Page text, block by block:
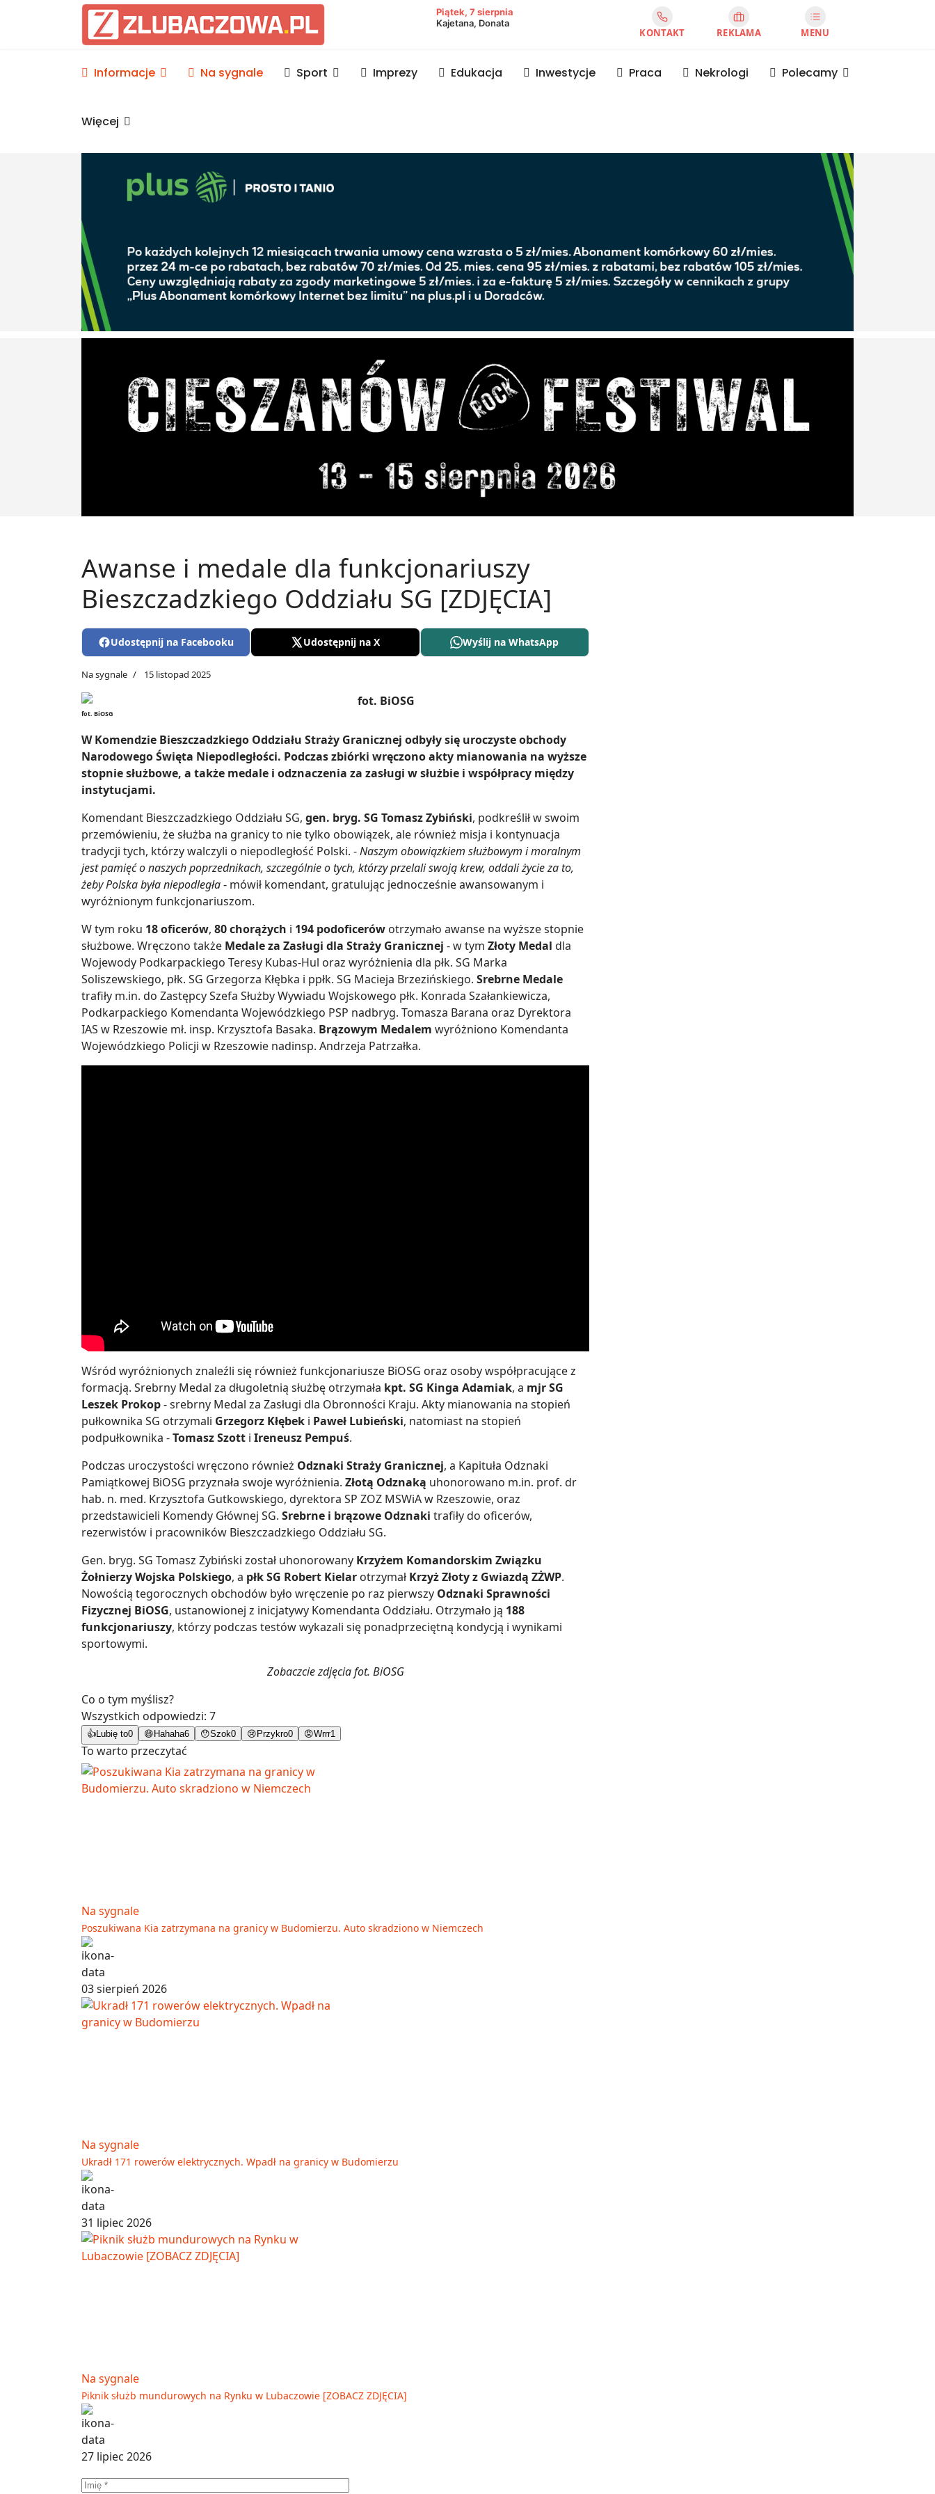
Informacje Lubaczów, powiat lubaczowski
Piątek, 7 sierpnia
Kajetana, Donata
KONTAKT REKLAMA MENU
Informacje Na sygnale Sport Imprezy Edukacja Inwestycje Praca Nekrologi Polecamy
Więcej
Awanse i medale dla funkcjonariuszy
Bieszczadzkiego Oddziału SG [ZDJĘCIA]
Udostępnij na Facebooku Udostępnij na X Wyślij na WhatsApp
Na sygnale 15 listopad 2025
fot. BiOSG
W Komendzie Bieszczadzkiego Oddziału Straży Granicznej odbyły się uroczyste obchody
Narodowego Święta Niepodległości. Podczas zbiórki wręczono akty mianowania na wyższe
stopnie służbowe, a także medale i odznaczenia za zasługi w służbie i współpracy między
instytucjami.
Komendant Bieszczadzkiego Oddziału SG, gen. bryg. SG Tomasz Zybiński, podkreślił w swoim
przemówieniu, że służba na granicy to nie tylko obowiązek, ale również misja i kontynuacja
tradycji tych, którzy walczyli o niepodległość Polski. -Naszym obowiązkiem służbowym i moralnym
jest pamięć o naszych poprzednikach, szczególnie o tych, którzy przelali swoją krew, oddali życie za to,
żeby Polska była niepodległa- mówił komendant, gratulując jednocześnie awansowanym i
wyróżnionym funkcjonariuszom.
W tym roku 18 oficerów, 80 chorążych i 194 podoficerów otrzymało awanse na wyższe stopnie
służbowe. Wręczono także Medale za Zasługi dla Straży Granicznej - w tym Złoty Medal dla
Wojewody Podkarpackiego Teresy Kubas-Hul oraz wyróżnienia dla płk. SG Marka
Soliszewskiego, płk. SG Grzegorza Kłębka i ppłk. SG Macieja Brzezińskiego. Srebrne Medale
trafiły m.in. do Zastępcy Szefa Służby Wywiadu Wojskowego płk. Konrada Szałankiewicza,
Podkarpackiego Komendanta Wojewódzkiego PSP nadbryg. Tomasza Barana oraz Dyrektora
IAS w Rzeszowie mł. insp. Krzysztofa Basaka. Brązowym Medalem wyróżniono Komendanta
Wojewódzkiego Policji w Rzeszowie nadinsp. Andrzeja Patrzałka.
Wśród wyróżnionych znaleźli się również funkcjonariusze BiOSG oraz osoby współpracujące z
formacją. Srebrny Medal za długoletnią służbę otrzymała kpt. SG Kinga Adamiak, a mjr SG
Leszek Prokop- srebrny Medal za Zasługi dla Obronności Kraju. Akty mianowania na stopień
pułkownika SG otrzymali Grzegorz Kłębek i Paweł Lubieński, natomiast na stopień
podpułkownika -Tomasz Szott i Ireneusz Pempuś.
Podczas uroczystości wręczono również Odznaki Straży Granicznej, a Kapituła Odznaki
Pamiątkowej BiOSG przyznała swoje wyróżnienia. Złotą Odznaką uhonorowano m.in. prof. dr
hab. n. med. Krzysztofa Gutkowskiego, dyrektora SP ZOZ MSWiA w Rzeszowie, oraz
przedstawicieli Komendy Głównej SG. Srebrne i brązowe Odznaki trafiły do oficerów,
rezerwistów i pracowników Bieszczadzkiego Oddziału SG.
Gen. bryg. SG Tomasz Zybiński został uhonorowany Krzyżem Komandorskim Związku
Żołnierzy Wojska Polskiego, a płk SG Robert Kielar otrzymał Krzyż Złoty z Gwiazdą ZŻWP.
Nowością tegorocznych obchodów było wręczenie po raz pierwszy Odznaki Sprawności
Fizycznej BiOSG, ustanowionej z inicjatywy Komendanta Oddziału. Otrzymało ją 188
funkcjonariuszy, którzy podczas testów wykazali się ponadprzeciętną kondycją i wynikami
sportowymi.
Zobaczcie zdjęcia fot. BiOSG
Co o tym myślisz?
Wszystkich odpowiedzi: 7
👍 Lubię to0 😄 Hahaha6 😯Szok0 😢 Przykro0 😡Wrrr1
To warto przeczytać
Na sygnale
Poszukiwana Kia zatrzymana na granicy w Budomierzu. Auto skradziono w Niemczech
03 sierpień 2026
Na sygnale
Ukradł 171 rowerów elektrycznych. Wpadł na granicy w Budomierzu
31 lipiec 2026
Na sygnale
Piknik służb mundurowych na Rynku w Lubaczowie [ZOBACZ ZDJĘCIA]
27 lipiec 2026